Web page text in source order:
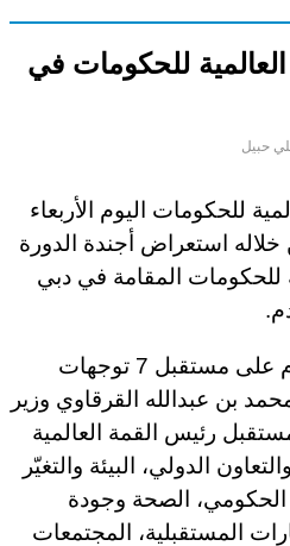
للحكومات في
حبيل
للحكومات اليوم الأربعاء
استعراض أجندة الدورة
للحكومات المقامة في دبي
وتستشرف القمة هذا العام على مستقبل 7 توجهات
بن عبدالله القرقاوي وزير
رئيس القمة العالمية
الدولي، البيئة والتغيّر
الحكومي، الصحة وجودة
المستقبلية، المجتمعات